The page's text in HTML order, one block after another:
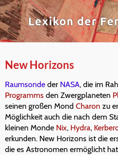
New Horizons
Raumsonde der NASA, die im
Programms den Zwergplaneten
seinen großen Mond Charon zu
Möglichkeit auch die nach dem
kleinen Monde Nix, Hydra,
erkunden. New Horizons ist die
die es Astronomen ermöglicht